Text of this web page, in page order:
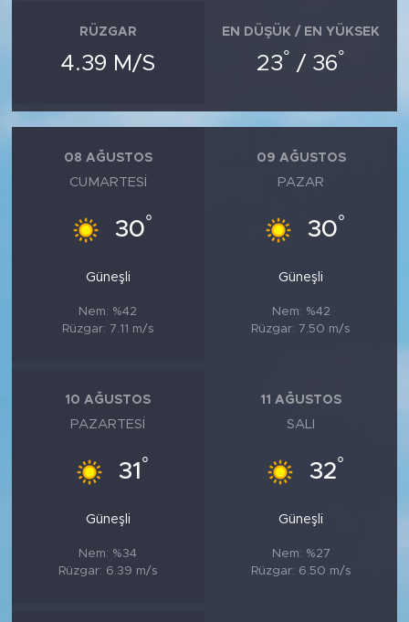
RÜZGAR
4.39 M/S
EN DÜŞÜK / EN YÜKSEK
23° / 36°
08 AĞUSTOS
CUMARTESI
30°
Güneşli
Nem: %42
Rüzgar: 7.11 m/s
09 AĞUSTOS
PAZAR
30°
Güneşli
Nem: %42
Rüzgar: 7.50 m/s
10 AĞUSTOS
PAZARTESI
31 °
Güneşli
Nem: %34
Rüzgar: 6.39 m/s
11 AĞUSTOS
SALI
32°
Güneşli
Nem: %27
Rüzgar: 6.50 m/s